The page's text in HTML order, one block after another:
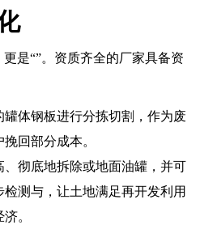
是“”。资质齐全的厂家具备资
体钢板进行分拣切割，作为废
回部分成本。
、彻底地拆除或地面油罐，并可
测与，让土地满足再开发利用
。